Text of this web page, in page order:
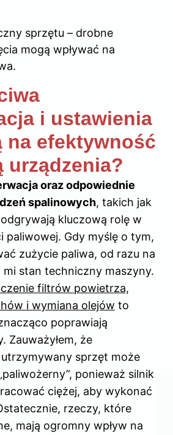
sprzętu – drobne
mogą wpływać na
.
i ustawienia
na efektywność
urządzenia?
oraz odpowiednie
spalinowych, takich jak
kluczową rolę w
paliwowej. Gdy myślę o tym,
zużycie paliwa, od razu na
stan techniczny maszyny.
filtrów powietrza,
i wymiana olejów to
poprawiają
Zauważyłem, że
sprzęt może
ponieważ silnik
ciężej, aby wykonać
rzeczy, które
mają ogromny wpływ na